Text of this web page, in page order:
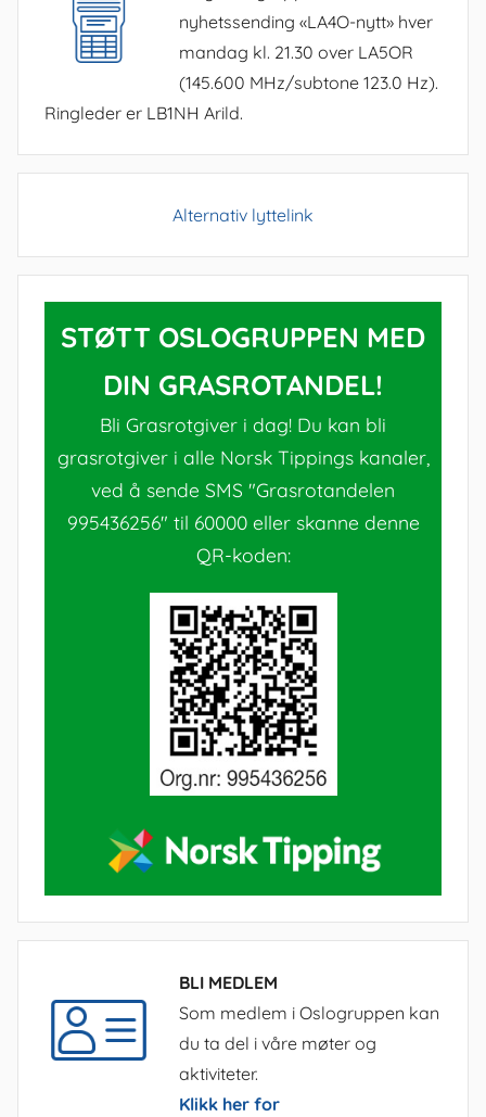
nyhetssending «LA4O-nytt» hver
mandag kl. 21.30 over LA5OR
(145.600 MHz/subtone 123.0 Hz).
Ringleder er LB1NH Arild.
Alternativ lyttelink
STØTT OSLOGRUPPEN MED
DIN GRASROTANDEL!
Bli Grasrotgiver i dag! Du kan bli
grasrotgiver i alle Norsk Tippings kanaler,
ved å sende SMS "Grasrotandelen
995436256" til 60000 eller skanne denne
QR-koden:
BLI MEDLEM
Som medlem i Oslogruppen kan
du ta del i våre møter og
aktiviteter.
Klikk her for